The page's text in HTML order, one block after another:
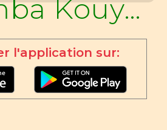
Saramba Kouyaté
l'application sur: